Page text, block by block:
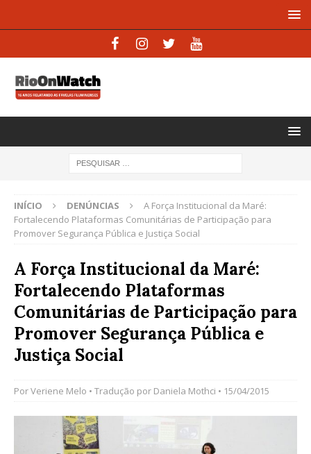
INÍCIO DENÚNCIAS
A Força Institucional da Maré:
Fortalecendo Plataformas Comunitárias de Participação para
Promover Segurança Pública e Justiça Social
A Força Institucional da Maré:
Fortalecendo Plataformas
Comunitárias de Participação para
Promover Segurança Pública e
Justiça Social
PorVeriene Melo • Tradução por Daniela Mothci • 15/04/2015